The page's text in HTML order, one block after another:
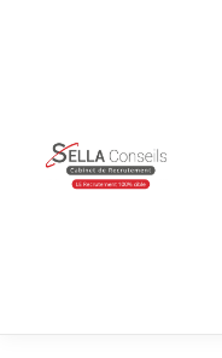
INFORMATIONS